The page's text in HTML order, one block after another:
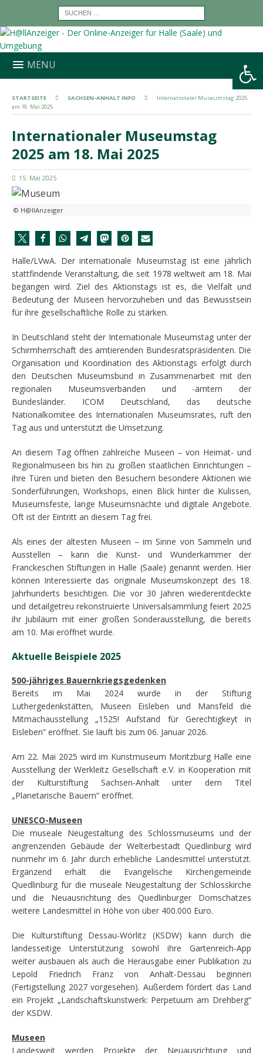
Werkzeugleiste öffnen
MENU
STARTSEITE SACHSEN-ANHALT INFO
Internationaler Museumstag 2025
am 18. Mai 2025
Internationaler Museumstag
2025 am 18. Mai 2025
15. Mai 2025
© H@llAnzeiger
Halle/LVwA. Der internationale Museumstag ist eine jährlich
stattfindende Veranstaltung, die seit 1978 weltweit am 18. Mai
begangen wird. Ziel des Aktionstags ist es, die Vielfalt und
Bedeutung der Museen hervorzuheben und das Bewusstsein
für ihre gesellschaftliche Rolle zu stärken.
In Deutschland steht der Internationale Museumstag unter der
Schirmherrschaft des amtierenden Bundesratspräsidenten. Die
Organisation und Koordination des Aktionstags erfolgt durch
den Deutschen Museumsbund in Zusammenarbeit mit den
regionalen Museumsverbänden und -ämtern der
Bundesländer. ICOM Deutschland, das deutsche
Nationalkomitee des Internationalen Museumsrates, ruft den
Tag aus und unterstützt die Umsetzung.
An diesem Tag öffnen zahlreiche Museen – von Heimat- und
Regionalmuseen bis hin zu großen staatlichen Einrichtungen –
ihre Türen und bieten den Besuchern besondere Aktionen wie
Sonderführungen, Workshops, einen Blick hinter die Kulissen,
Museumsfeste, lange Museumsnächte und digitale Angebote.
Oft ist der Eintritt an diesem Tag frei.
Als eines der ältesten Museen – im Sinne von Sammeln und
Ausstellen – kann die Kunst- und Wunderkammer der
Franckeschen Stiftungen in Halle (Saale) genannt werden. Hier
können Interessierte das originale Museumskonzept des 18.
Jahrhunderts besichtigen. Die vor 30 Jahren wiederentdeckte
und detailgetreu rekonstruierte Universalsammlung feiert 2025
ihr Jubiläum mit einer großen Sonderausstellung, die bereits
am 10. Mai eröffnet wurde.
Aktuelle Beispiele 2025
500-jähriges Bauernkriegsgedenken
Bereits im Mai 2024 wurde in der Stiftung
Luthergedenkstätten, Museen Eisleben und Mansfeld die
Mitmachausstellung „1525! Aufstand für Gerechtigkeyt in
Eisleben“ eröffnet. Sie läuft bis zum 06. Januar 2026.
Am 22. Mai 2025 wird im Kunstmuseum Moritzburg Halle eine
Ausstellung der Werkleitz Gesellschaft e.V. in Kooperation mit
der Kulturstiftung Sachsen-Anhalt unter dem Titel
„Planetarische Bauern“ eröffnet.
UNESCO-Museen
Die museale Neugestaltung des Schlossmuseums und der
angrenzenden Gebäude der Welterbestadt Quedlinburg wird
nunmehr im 6. Jahr durch erhebliche Landesmittel unterstützt.
Ergänzend erhält die Evangelische Kirchengemeinde
Quedlinburg für die museale Neugestaltung der Schlosskirche
und die Neuausrichtung des Quedlinburger Domschatzes
weitere Landesmittel in Höhe von über 400.000 Euro.
Die Kulturstiftung Dessau-Wörlitz (KSDW) kann durch die
landesseitige Unterstützung sowohl ihre Gartenreich-App
weiter ausbauen als auch die Herausgabe einer Publikation zu
Lepold Friedrich Franz von Anhalt-Dessau beginnen
(Fertigstellung 2027 vorgesehen). Außerdem fördert das Land
ein Projekt „Landschaftskunstwerk: Perpetuum am Drehberg“
der KSDW.
Museen
Landesweit werden Projekte der Neuausrichtung und